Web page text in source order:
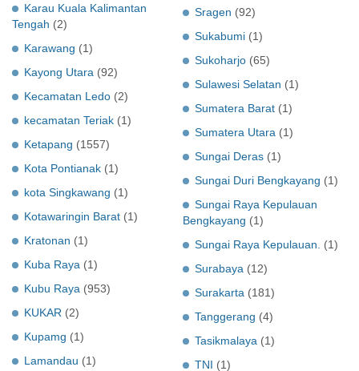
Karau Kuala Kalimantan
Tengah (2)
Karawang (1)
Kayong Utara (92)
Kecamatan Ledo (2)
kecamatan Teriak (1)
Ketapang (1557)
Kota Pontianak (1)
kota Singkawang (1)
Kotawaringin Barat (1)
Kratonan (1)
Kuba Raya (1)
Kubu Raya (953)
KUKAR (2)
Kupamg (1)
Lamandau (1)
Sragen (92)
Sukabumi (1)
Sukoharjo (65)
Sulawesi Selatan (1)
Sumatera Barat (1)
Sumatera Utara (1)
Sungai Deras (1)
Sungai Duri Bengkayang (1)
Sungai Raya Kepulauan
Bengkayang (1)
Sungai Raya Kepulauan.
(1)
Surabaya (12)
Surakarta (181)
Tanggerang (4)
Tasikmalaya (1)
TNI (1)